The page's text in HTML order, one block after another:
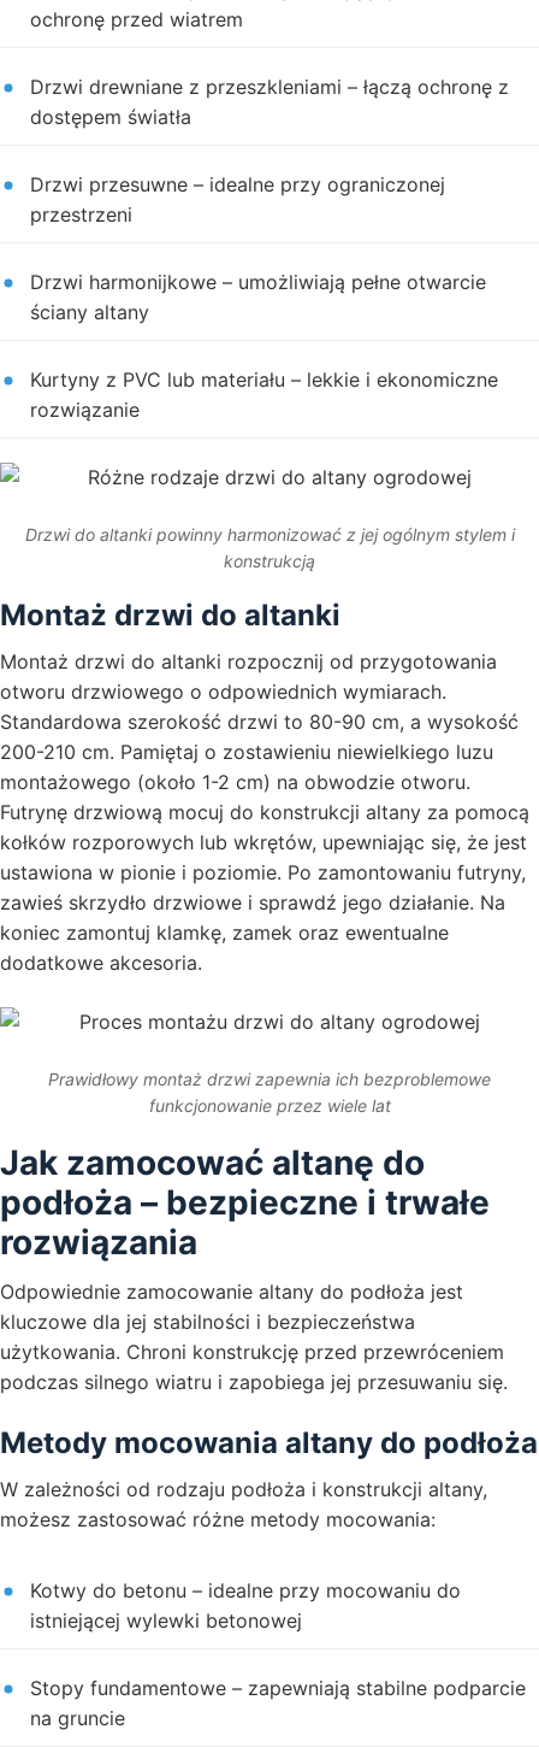
ochronę przed wiatrem
Drzwi drewniane z przeszkleniami – łączą ochronę z
dostępem światła
Drzwi przesuwne – idealne przy ograniczonej
przestrzeni
Drzwi harmonijkowe – umożliwiają pełne otwarcie
ściany altany
Kurtyny z PVC lub materiału – lekkie i ekonomiczne
rozwiązanie
Drzwi do altanki powinny harmonizować z jej ogólnym stylem i
konstrukcją
Montaż drzwi do altanki
Montaż drzwi do altanki rozpocznij od przygotowania
otworu drzwiowego o odpowiednich wymiarach.
Standardowa szerokość drzwi to 80-90 cm, a wysokość
200-210 cm. Pamiętaj o zostawieniu niewielkiego luzu
montażowego (około 1-2 cm) na obwodzie otworu.
Futrynę drzwiową mocuj do konstrukcji altany za pomocą
kołków rozporowych lub wkrętów, upewniając się, że jest
ustawiona w pionie i poziomie. Po zamontowaniu futryny,
zawieś skrzydło drzwiowe i sprawdź jego działanie. Na
koniec zamontuj klamkę, zamek oraz ewentualne
dodatkowe akcesoria.
Prawidłowy montaż drzwi zapewnia ich bezproblemowe
funkcjonowanie przez wiele lat
Jak zamocować altanę do
podłoża – bezpieczne i trwałe
rozwiązania
Odpowiednie zamocowanie altany do podłoża jest
kluczowe dla jej stabilności i bezpieczeństwa
użytkowania. Chroni konstrukcję przed przewróceniem
podczas silnego wiatru i zapobiega jej przesuwaniu się.
Metody mocowania altany do podłoża
W zależności od rodzaju podłoża i konstrukcji altany,
możesz zastosować różne metody mocowania:
Kotwy do betonu – idealne przy mocowaniu do
istniejącej wylewki betonowej
Stopy fundamentowe – zapewniają stabilne podparcie
na gruncie